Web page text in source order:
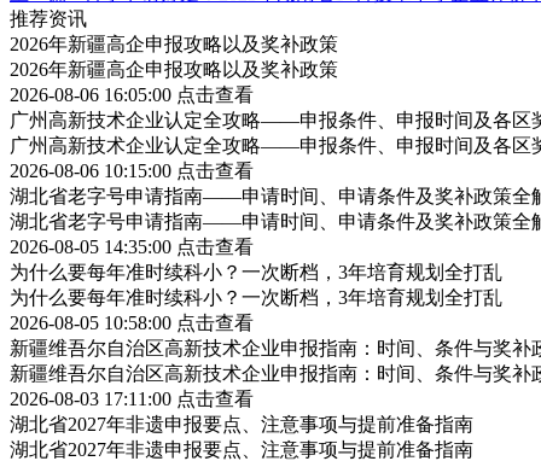
推荐资讯
2026年新疆高企申报攻略以及奖补政策
2026年新疆高企申报攻略以及奖补政策
2026-08-06 16:05:00 点击查看
广州高新技术企业认定全攻略——申报条件、申报时间及各区
广州高新技术企业认定全攻略——申报条件、申报时间及各区
2026-08-06 10:15:00 点击查看
湖北省老字号申请指南——申请时间、申请条件及奖补政策全
湖北省老字号申请指南——申请时间、申请条件及奖补政策全
2026-08-05 14:35:00 点击查看
为什么要每年准时续科小？一次断档，3年培育规划全打乱
为什么要每年准时续科小？一次断档，3年培育规划全打乱
2026-08-05 10:58:00 点击查看
新疆维吾尔自治区高新技术企业申报指南：时间、条件与奖补
新疆维吾尔自治区高新技术企业申报指南：时间、条件与奖补
2026-08-03 17:11:00 点击查看
湖北省2027年非遗申报要点、注意事项与提前准备指南
湖北省2027年非遗申报要点、注意事项与提前准备指南